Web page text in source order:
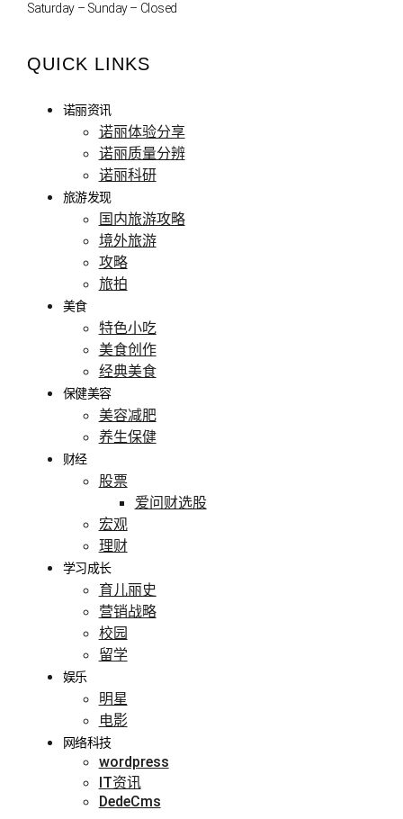
Saturday – Sunday – Closed
QUICK LINKS
诺丽资讯
诺丽体验分享
诺丽质量分辨
诺丽科研
旅游发现
国内旅游攻略
境外旅游
攻略
旅拍
美食
特色小吃
美食创作
经典美食
保健美容
美容减肥
养生保健
财经
股票
爱问财选股
宏观
理财
学习成长
育儿丽史
营销战略
校园
留学
娱乐
明星
电影
网络科技
wordpress
IT资讯
DedeCms